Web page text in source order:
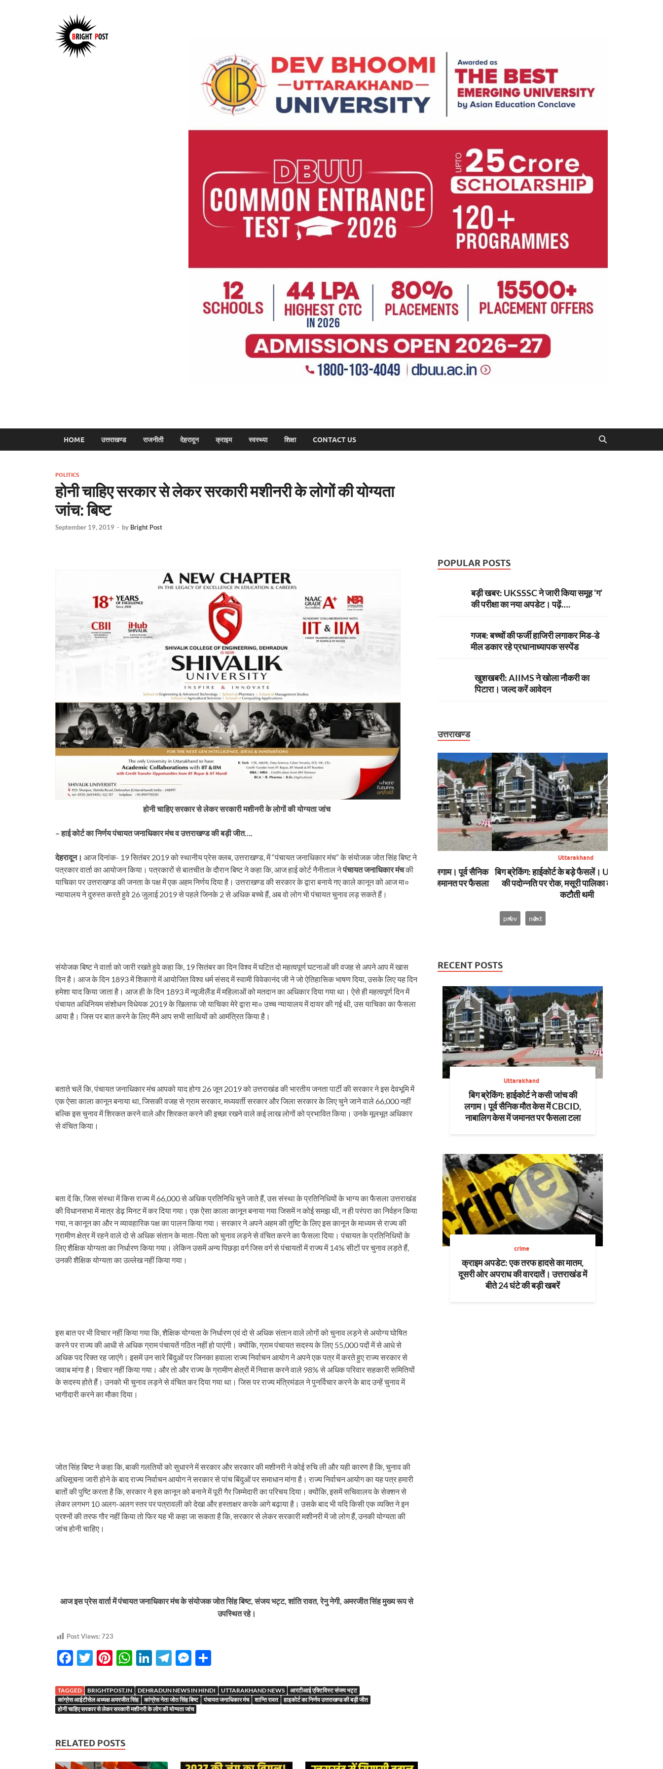
HOME उत्तराखण्ड राजनीती देहरादून क्राइम स्वस्थ्या शिक्षा CONTACT US
POLITICS
होनी चाहिए सरकार से लेकर सरकारी मशीनरी के लोगों की योग्यता
जांच: बिष्ट
September 19, 2019 - by Bright Post
होनी चाहिए सरकार से लेकर सरकारी मशीनरी के लोगों की योग्यता जांच
– हाई कोर्ट का निर्णय पंचायत जनाधिकार मंच व उत्तराखण्ड की बड़ी जीत….
देहरादून। आज दिनांक- 19 सितंबर 2019 को स्थानीय प्रेस क्लब, उत्तराखण्ड, में “पंचायत जनाधिकार मंच” के संयोजक जोत सिंह बिष्ट ने
पत्रकार वार्ता का आयोजन किया। पत्रकारों से बातचीत के दौरान बिष्ट ने कहा कि, आज हाई कोर्ट नैनीताल नेपंचायत जनाधिकार मंचकी
याचिका पर उत्तराखण्ड की जनता के पक्ष में एक अहम निर्णय दिया है। उत्तराखण्ड की सरकार के द्वारा बनाये गए काले कानून को आज मा०
न्यायालय ने दुरुस्त करते हुवे 26 जुलाई 2019 से पहले जिनके 2 से अधिक बच्चे हैं, अब वो लोग भी पंचायत चुनाव लड़ सकते हैं।
संयोजक बिष्ट ने वार्ता को जारी रखते हुवे कहा कि, 19 सितंबर का दिन विश्व में घटित दो महत्वपूर्ण घटनाओं की वजह से अपने आप में खास
दिन है। आज के दिन 1893 में शिकागो में आयोजित विश्व धर्म संसद में स्वामी विवेकानंद जी ने जो ऐतिहासिक भाषण दिया, उसके लिए यह दिन
हमेशा याद किया जाता है। आज ही के दिन 1893 में न्यूजीलैंड में महिलाओं को मतदान का अधिकार दिया गया था। ऐसे ही महत्वपूर्ण दिन में
पंचायत अधिनियम संशोधन विधेयक 2019 के खिलाफ जो याचिका मेरे द्वारा मा० उच्च न्यायालय में दायर की गई थी, उस याचिका का फैसला
आया है। जिस पर बात करने के लिए मैंने आप सभी साथियों को आमंत्रित किया है।
बताते चलें कि, पंचायत जनाधिकार मंच आपको याद होगा 26 जून 2019 को उत्तराखंड की भारतीय जनता पार्टी की सरकार ने इस देवभूमि में
एक ऐसा काला कानून बनाया था, जिसकी वजह से ग्राम सरकार, मध्यवर्ती सरकार और जिला सरकार के लिए चुने जाने वाले 66,000 नहीं
बल्कि इस चुनाव में शिरकत करने वाले और शिरकत करने की इच्छा रखने वाले कई लाख लोगों को प्रभावित किया। उनके मूलभूत अधिकार
से वंचित किया।
बता दें कि, जिस संस्था में किस राज्य में 66,000 से अधिक प्रतिनिधि चुने जाते हैं, उस संस्था के प्रतिनिधियों के भाग्य का फैसला उत्तराखंड
की विधानसभा में मात्र डेढ़ मिनट में कर दिया गया। एक ऐसा काला कानून बनाया गया जिसमें न कोई समझ थी, न ही परंपरा का निर्वहन किया
गया, न कानून का और न व्यावहारिक पक्ष का पालन किया गया। सरकार ने अपने अहम की तुष्टि के लिए इस कानून के माध्यम से राज्य की
ग्रामीण क्षेत्र में रहने वाले दो से अधिक संतान के माता-पिता को चुनाव लड़ने से वंचित करने का फैसला दिया। पंचायत के प्रतिनिधियों के
लिए शैक्षिक योग्यता का निर्धारण किया गया। लेकिन उसमें अन्य पिछड़ा वर्ग जिस वर्ग से पंचायतों में राज्य में 14% सीटों पर चुनाव लड़ते हैं,
उनकी शैक्षिक योग्यता का उल्लेख नहीं किया गया।
इस बात पर भी विचार नहीं किया गया कि, शैक्षिक योग्यता के निर्धारण एवं दो से अधिक संतान वाले लोगों को चुनाव लड़ने से अयोग्य घोषित
करने पर राज्य की आधी से अधिक ग्राम पंचायतें गठित नहीं हो पाएंगी। क्योंकि, ग्राम पंचायत सदस्य के लिए 55,000 पदों में से आधे से
अधिक पद रिक्त रह जाएंगे। इसमें उन सारे बिंदुओं पर जिनका हवाला राज्य निर्वाचन आयोग ने अपने एक पत्र में करते हुए राज्य सरकार से
जवाब मांगा है। विचार नहीं किया गया। और तो और राज्य के ग्रामीण क्षेत्रों में निवास करने वाले 98% से अधिक परिवार सहकारी समितियों
के सदस्य होते हैं। उनको भी चुनाव लड़ने से वंचित कर दिया गया था। जिस पर राज्य मंत्रिमंडल ने पुनर्विचार करने के बाद उन्हें चुनाव में
भागीदारी करने का मौका दिया।
जोत सिंह बिष्ट ने कहा कि, बाकी गलतियों को सुधारने में सरकार और सरकार की मशीनरी ने कोई रुचि ली और यही कारण है कि, चुनाव की
अधिसूचना जारी होने के बाद राज्य निर्वाचन आयोग ने सरकार से पांच बिंदुओं पर समाधान मांगा है। राज्य निर्वाचन आयोग का यह पत्र हमारी
बातों की पुष्टि करता है कि, सरकार ने इस कानून को बनाने में पूरी गैर जिम्मेदारी का परिचय दिया। क्योंकि, इसमें सचिवालय के सेक्शन से
लेकर लगभग 10 अलग-अलग स्तर पर पत्रावली को देखा और हस्ताक्षर करके आगे बढ़ाया है। उसके बाद भी यदि किसी एक व्यक्ति ने इन
प्रश्नों की तरफ गौर नहीं किया तो फिर यह भी कहा जा सकता है कि, सरकार से लेकर सरकारी मशीनरी में जो लोग हैं, उनकी योग्यता की
जांच होनी चाहिए।
आज इस प्रेस वार्ता में पंचायत जनाधिकार मंच के संयोजक जोत सिंह बिष्ट, संजय भट्ट, शांति रावत, रेनु नेगी, अमरजीत सिंह मुख्य रूप से
उपस्थित रहे।
Post Views:723
F
e
b
o
k
T
itt
er
Pi
er
es
W
at
s
Li
k
e
T
e
gr
M
se
n
ar
e
TAGGED BRIGHTPOST.IN DEHRADUN NEWS IN HINDI UTTARAKHAND NEWS
आरटीआई एक्टिविस्ट संजय भट्ट
कांग्रेस आईटीसेल अध्यक्ष अमरजीत सिंह
कांग्रेस नेता जोत सिंह बिष्ट पंचायत जनाधिकार मंच शान्ति रावत
हाइकोर्ट का निर्णय उत्तराखण्ड की बड़ी जीत
होनी चाहिए सरकार से लेकर सरकारी मशीनरी के लोग की योग्यता जांच
RELATED POSTS
POPULAR POSTS
बड़ी खबर: UKSSSC ने जारी किया समूह ‘ग’
की परीक्षा का नया अपडेट। पढ़ें….
गजब: बच्चों की फर्जी हाजिरी लगाकर मिड-डे
मील डकार रहे प्रधानाध्यापक सस्पेंड
खुशखबरी: AIIMS ने खोला नौकरी का
पिटारा। जल्द करें आवेदन
उत्तराखण्ड
के बड़े फैसलें। UPCL अभियंताओं
पालिका कर्मियों की वेतन
Uttarakhand
बिग ब्रेकिंग: टौंस नदी पुल की एप्रोच रोड धंसने पर जागा
शासन, PWD के तीन इंजीनियर निलंबित
Uttarakhand
बिग ब्रेकिंग: हाईकोर्ट ने कसी जांच की लगाम। पूर्व सैनिक
मौत केस में CBCID, नाबालिग केस में जमानत पर फैसला
टला
बिग ब्रेकिंग: हाईकोर्ट के बड़े फैसलें। UPCL अभियंताओं
की पदोन्नति पर रोक, मसूरी पालिका कर्मियों की वेतन
prev next
RECENT POSTS
Uttarakhand
बिग ब्रेकिंग: हाईकोर्ट ने कसी जांच की
लगाम। पूर्व सैनिक मौत केस में CBCID,
नाबालिग केस में जमानत पर फैसला टला
crime
क्राइम अपडेट: एक तरफ हादसे का मातम,
दूसरी ओर अपराध की वारदातें। उत्तराखंड में
बीते 24 घंटे की बड़ी खबरें